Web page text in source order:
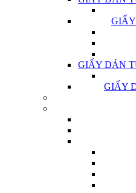
GIẤY DÁN
GIẤY